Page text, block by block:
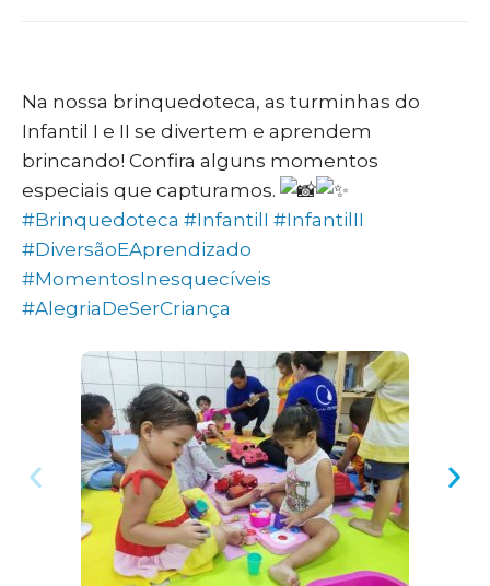
Na nossa brinquedoteca, as turminhas do
Infantil I e II se divertem e aprendem
brincando! Confira alguns momentos
especiais que capturamos.
#Brinquedoteca #InfantilI #InfantilII
#DiversãoEAprendizado
#MomentosInesquecíveis
#AlegriaDeSerCriança